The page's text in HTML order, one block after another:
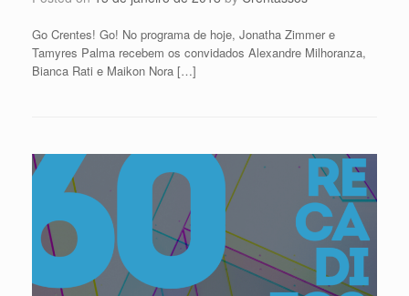
Go Crentes! Go! No programa de hoje, Jonatha Zimmer e
Tamyres Palma recebem os convidados Alexandre Milhoranza,
Bianca Rati e Maikon Nora […]